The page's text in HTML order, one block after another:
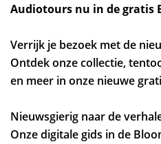
Audiotours nu in de gratis
Verrijk je bezoek met de
Ontdek onze collectie,
en meer in onze nieuwe
Nieuwsgierig naar de
Onze digitale gids in de